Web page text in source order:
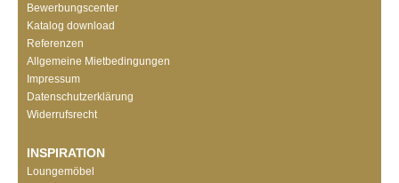
Bewerbungscenter
Katalog download
Referenzen
Allgemeine Mietbedingungen
Impressum
Datenschutzerklärung
Widerrufsrecht
INSPIRATION
Loungemöbel